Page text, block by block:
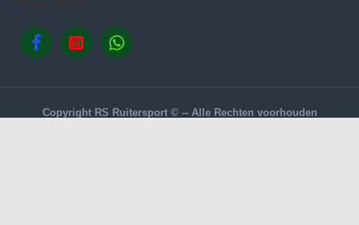
Copyright RS Ruitersport © -- Alle Rechten voorhouden